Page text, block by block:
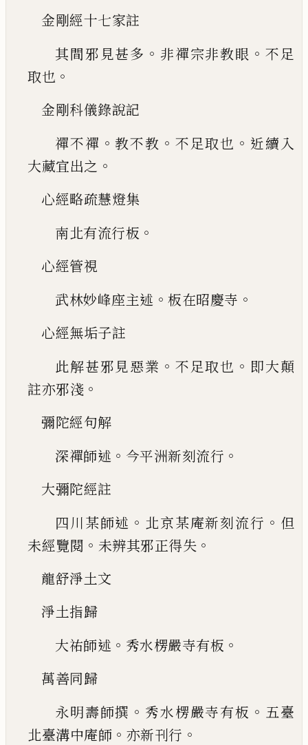
金剛經十七家註
其間邪見甚多 。 非禪宗非教眼 。 不足
取也 。
金剛科儀錄說記
禪不禪 。教不教 。 不足取也 。 近續入
大藏宜出之 。
心經略疏慧燈集
南北有流行板 。
心經管視
武林妙峰座主述 。 板在昭慶寺 。
心經無垢子註
此解甚邪見惡業 。 不足取也 。 即大顛
註亦邪淺 。
彌陀經句解
深禪師述 。 今平洲新刻流行 。
大彌陀經註
四川某師述 。 北京某庵新刻流行 。 但
未經覽閱 。 未辨其邪正得失 。
龍舒淨土文
淨土指歸
大祐師述 。 秀水楞嚴寺有板 。
萬善同歸
永明壽師撰 。 秀水楞嚴寺有板 。 五臺
北臺溝中庵師 。 亦新刊行 。